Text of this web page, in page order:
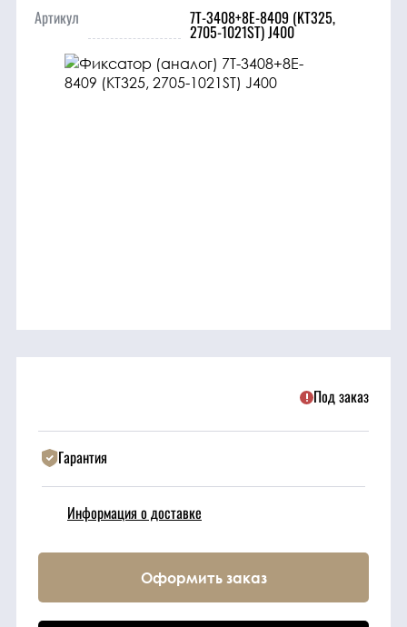
Гидравлика и
трансмиссия
ГСМ
запчасти
элементы
Техника
элементы
Ходовые части
Артикул 7T-3408+8E-8409 (KT325,
2705-1021ST) J400
Под заказ
Гарантия
Информация о доставке
Оформить заказ